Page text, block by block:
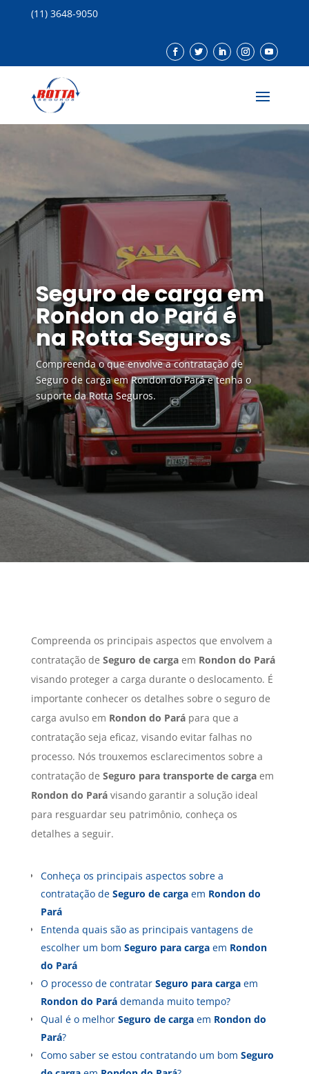
(11) 3648-9050
Seguro de carga em
Rondon do Pará é
na Rotta Seguros
Compreenda o que envolve a contratação de
Seguro de carga em Rondon do Pará e tenha o
suporte da Rotta Seguros.
Compreenda os principais aspectos que envolvem a
contratação de Seguro de cargaem Rondon do Pará
visando proteger a carga durante o deslocamento. É
importante conhecer os detalhes sobre o seguro de
carga avulso em Rondon do Parápara que a
contratação seja eficaz, visando evitar falhas no
processo. Nós trouxemos esclarecimentos sobre a
contratação de Seguro para transporte de cargaem
Rondon do Parávisando garantir a solução ideal
para resguardar seu patrimônio, conheça os
detalhes a seguir.
Conheça os principais aspectos sobre a
contratação de Seguro de cargaem Rondon do
Pará
Entenda quais são as principais vantagens de
escolher um bom Seguro para cargaem Rondon
do Pará
O processo de contratar Seguro para cargaem
Rondon do Parádemanda muito tempo?
Qual é o melhor Seguro de cargaem Rondon do
Pará?
Como saber se estou contratando um bom Seguro